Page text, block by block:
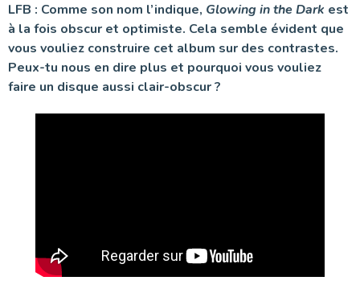
LFB : Comme son nom l’indique, Glowing in the Dark est
à la fois obscur et optimiste. Cela semble évident que
vous vouliez construire cet album sur des contrastes.
Peux-tu nous en dire plus et pourquoi vous vouliez
faire un disque aussi clair-obscur ?